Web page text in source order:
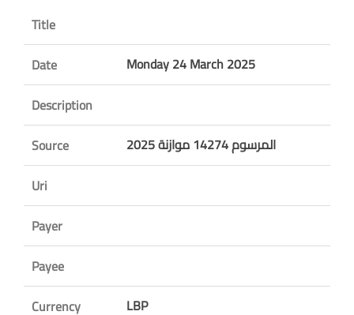
Title
Date
Monday 24 March 2025
Description
Source
المرسوم 14274 موازنة 2025
Uri
Payer
Payee
Currency
LBP